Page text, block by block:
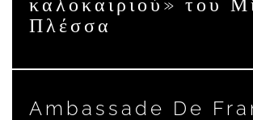
Πλέσσα
Ambassade De